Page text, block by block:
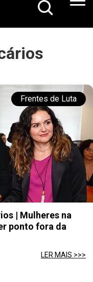
Frentes de Luta
| Mulheres na
ponto fora da
LER MAIS >>>